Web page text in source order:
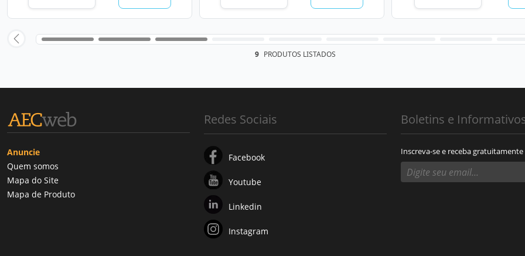
9 PRODUTOS LISTADOS
Anuncie
Quem somos
Mapa do Site
Mapa de Produto
Redes Sociais
Facebook
Youtube
Linkedin
Instagram
Boletins e
Inscreva-se e receba gratuitamente